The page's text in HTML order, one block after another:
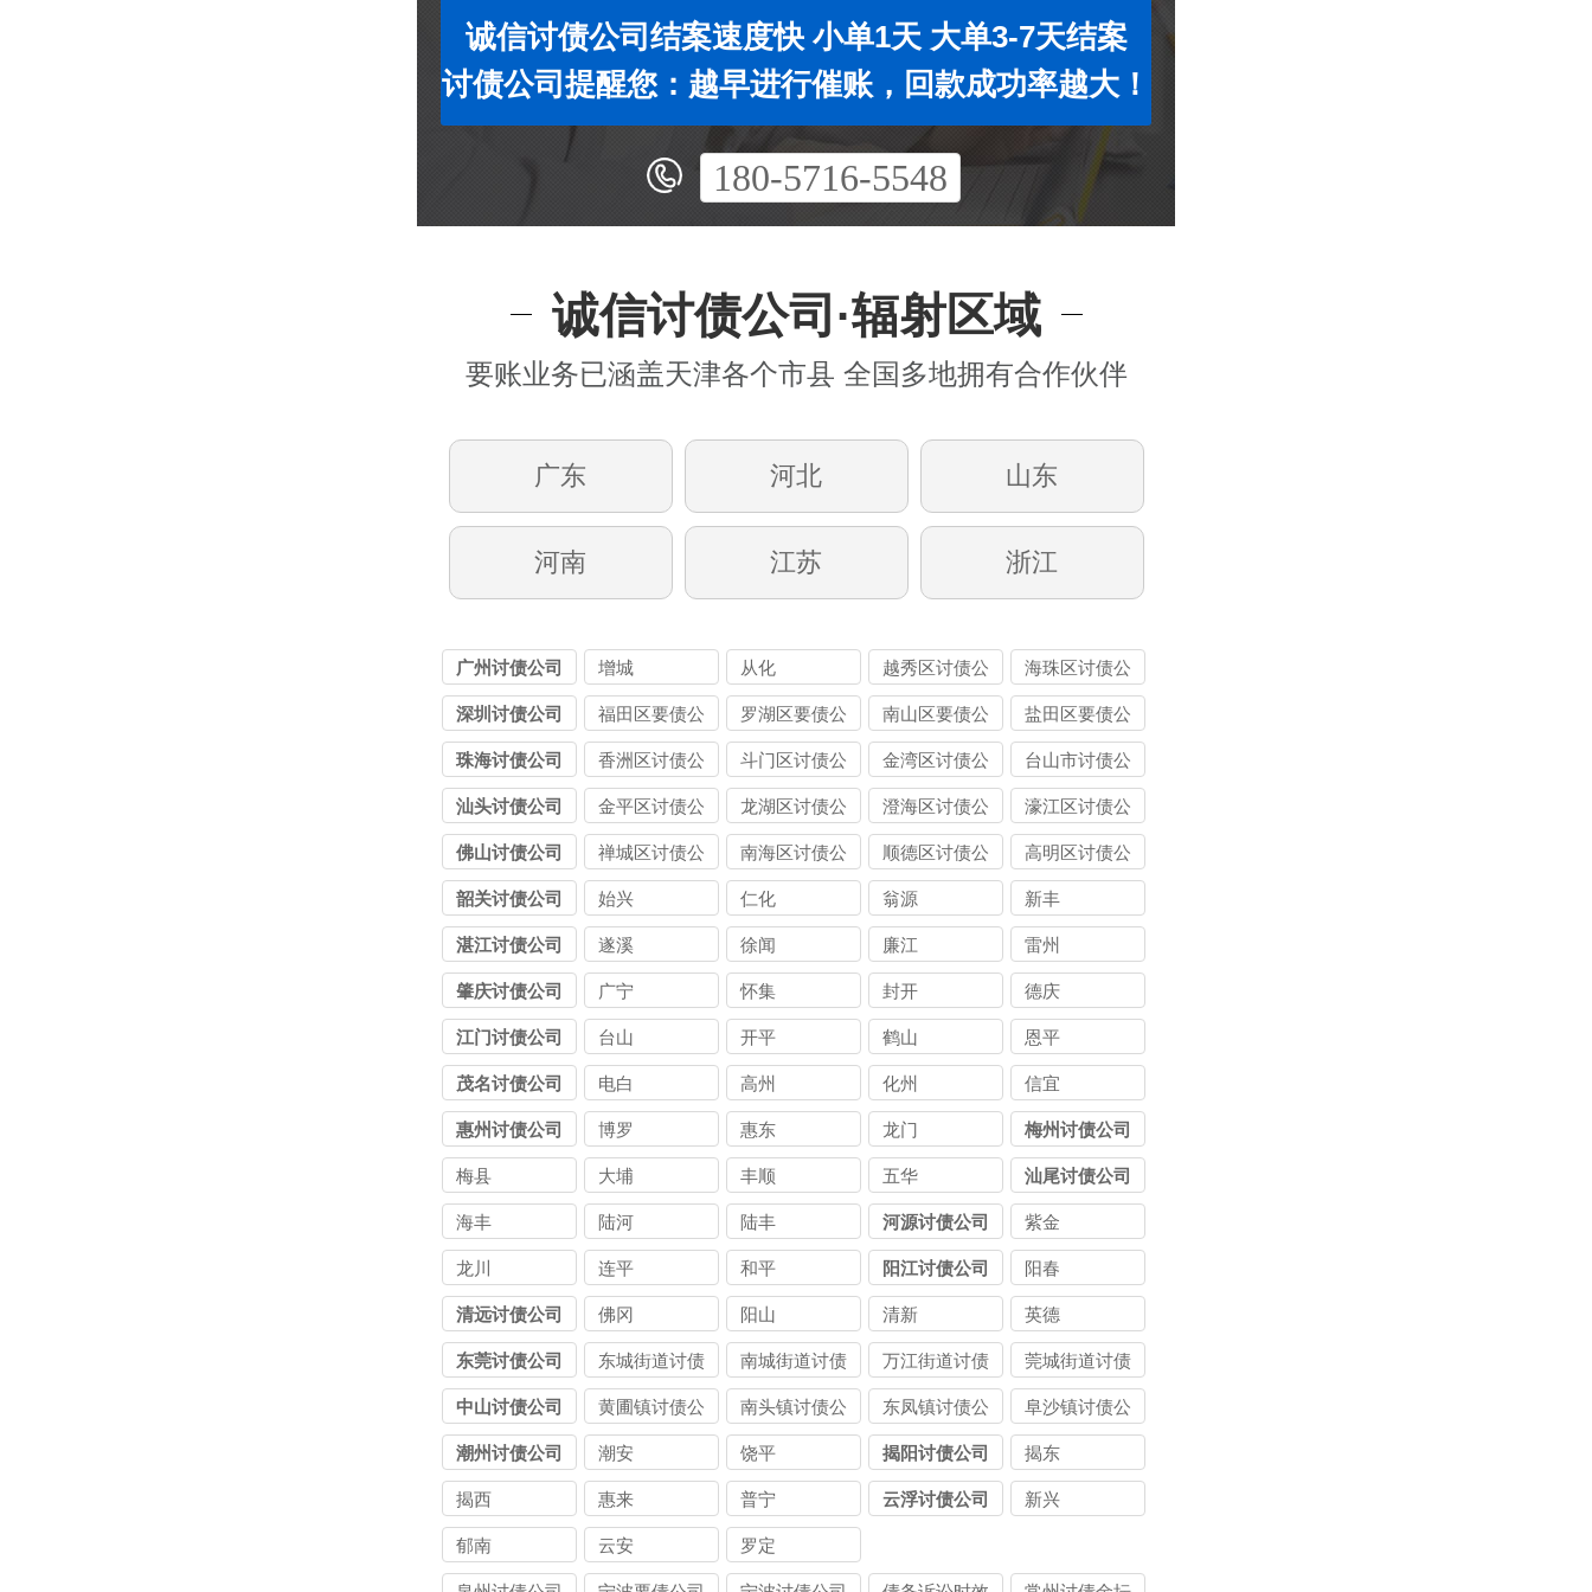
诚信讨债公司结案速度快 小单1天 大单3-7天结案
讨债公司提醒您：越早进行催账，回款成功率越大！
180-5716-5548
诚信讨债公司·辐射区域
要账业务已涵盖天津各个市县 全国多地拥有合作伙伴
广东 河北 山东
河南 江苏 浙江
广州讨债公司 增城 从化
越秀区讨债公
司
海珠区讨债公
司
深圳讨债公司
福田区要债公
司
罗湖区要债公
司
南山区要债公
司
盐田区要债公
司
珠海讨债公司
香洲区讨债公
司
斗门区讨债公
司
金湾区讨债公
司
台山市讨债公
司
汕头讨债公司
金平区讨债公
司
龙湖区讨债公
司
澄海区讨债公
司
濠江区讨债公
司
佛山讨债公司
禅城区讨债公
司
南海区讨债公
司
顺德区讨债公
司
高明区讨债公
司
韶关讨债公司 始兴 仁化 翁源 新丰
湛江讨债公司 遂溪 徐闻 廉江 雷州
肇庆讨债公司 广宁 怀集 封开 德庆
江门讨债公司 台山 开平 鹤山 恩平
茂名讨债公司 电白 高州 化州 信宜
惠州讨债公司 博罗 惠东 龙门 梅州讨债公司
梅县 大埔 丰顺 五华 汕尾讨债公司
海丰 陆河 陆丰 河源讨债公司 紫金
龙川 连平 和平 阳江讨债公司 阳春
清远讨债公司 佛冈 阳山 清新 英德
东莞讨债公司
东城街道讨债
公司
南城街道讨债
公司
万江街道讨债
公司
莞城街道讨债
公司
中山讨债公司
黄圃镇讨债公
司
南头镇讨债公
司
东凤镇讨债公
司
阜沙镇讨债公
司
潮州讨债公司 潮安 饶平 揭阳讨债公司 揭东
揭西 惠来 普宁 云浮讨债公司 新兴
郁南 云安 罗定